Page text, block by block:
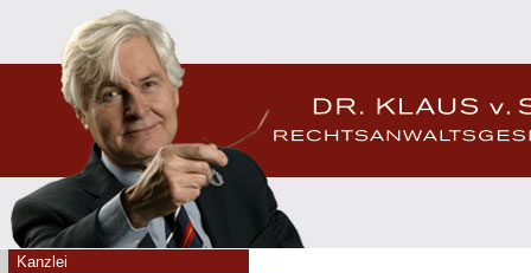
Kanzlei